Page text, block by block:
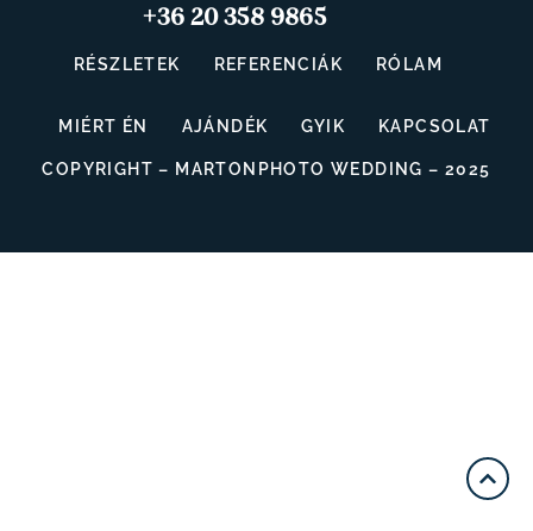
+36 20 358 9865
RÉSZLETEK REFERENCIÁK RÓLAM
MIÉRT ÉN AJÁNDÉK GYIK KAPCSOLAT
COPYRIGHT – MARTONPHOTO WEDDING – 2025